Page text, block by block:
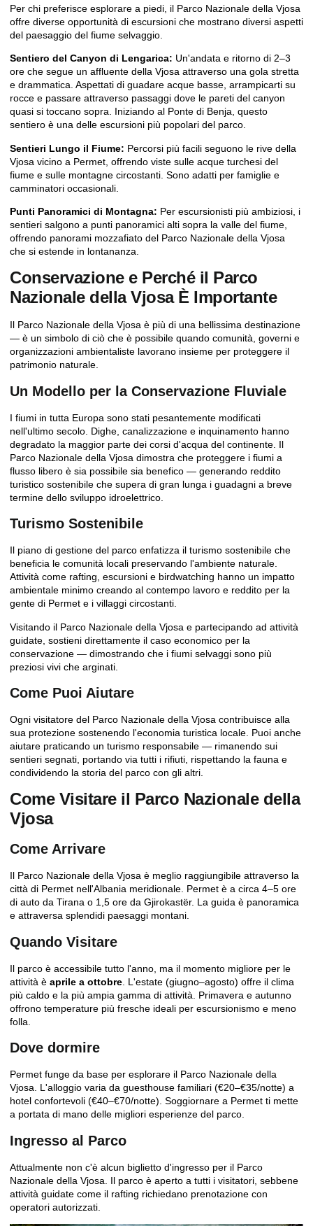
Per chi preferisce esplorare a piedi, il Parco Nazionale della Vjosa
offre diverse opportunità di escursioni che mostrano diversi aspetti
del paesaggio del fiume selvaggio.
Sentiero del Canyon di Lengarica: Un'andata e ritorno di 2–3
ore che segue un affluente della Vjosa attraverso una gola stretta
e drammatica. Aspettati di guadare acque basse, arrampicarti su
rocce e passare attraverso passaggi dove le pareti del canyon
quasi si toccano sopra. Iniziando al Ponte di Benja, questo
sentiero è una delle escursioni più popolari del parco.
Sentieri Lungo il Fiume: Percorsi più facili seguono le rive della
Vjosa vicino a Permet, offrendo viste sulle acque turchesi del
fiume e sulle montagne circostanti. Sono adatti per famiglie e
camminatori occasionali.
Punti Panoramici di Montagna: Per escursionisti più ambiziosi, i
sentieri salgono a punti panoramici alti sopra la valle del fiume,
offrendo panorami mozzafiato del Parco Nazionale della Vjosa
che si estende in lontananza.
Conservazione e Perché il Parco
Nazionale della Vjosa È Importante
Il Parco Nazionale della Vjosa è più di una bellissima destinazione
— è un simbolo di ciò che è possibile quando comunità, governi e
organizzazioni ambientaliste lavorano insieme per proteggere il
patrimonio naturale.
Un Modello per la Conservazione Fluviale
I fiumi in tutta Europa sono stati pesantemente modificati
nell'ultimo secolo. Dighe, canalizzazione e inquinamento hanno
degradato la maggior parte dei corsi d'acqua del continente. Il
Parco Nazionale della Vjosa dimostra che proteggere i fiumi a
flusso libero è sia possibile sia benefico — generando reddito
turistico sostenibile che supera di gran lunga i guadagni a breve
termine dello sviluppo idroelettrico.
Turismo Sostenibile
Il piano di gestione del parco enfatizza il turismo sostenibile che
beneficia le comunità locali preservando l'ambiente naturale.
Attività come rafting, escursioni e birdwatching hanno un impatto
ambientale minimo creando al contempo lavoro e reddito per la
gente di Permet e i villaggi circostanti.
Visitando il Parco Nazionale della Vjosa e partecipando ad attività
guidate, sostieni direttamente il caso economico per la
conservazione — dimostrando che i fiumi selvaggi sono più
preziosi vivi che arginati.
Come Puoi Aiutare
Ogni visitatore del Parco Nazionale della Vjosa contribuisce alla
sua protezione sostenendo l'economia turistica locale. Puoi anche
aiutare praticando un turismo responsabile — rimanendo sui
sentieri segnati, portando via tutti i rifiuti, rispettando la fauna e
condividendo la storia del parco con gli altri.
Come Visitare il Parco Nazionale della
Vjosa
Come Arrivare
Il Parco Nazionale della Vjosa è meglio raggiungibile attraverso la
città di Permet nell'Albania meridionale. Permet è a circa 4–5 ore
di auto da Tirana o 1,5 ore da Gjirokastër. La guida è panoramica
e attraversa splendidi paesaggi montani.
Quando Visitare
Il parco è accessibile tutto l'anno, ma il momento migliore per le
attività è aprile a ottobre . L'estate (giugno–agosto) offre il clima
più caldo e la più ampia gamma di attività. Primavera e autunno
offrono temperature più fresche ideali per escursionismo e meno
folla.
Dove dormire
Permet funge da base per esplorare il Parco Nazionale della
Vjosa. L'alloggio varia da guesthouse familiari (€20–€35/notte) a
hotel confortevoli (€40–€70/notte). Soggiornare a Permet ti mette
a portata di mano delle migliori esperienze del parco.
Ingresso al Parco
Attualmente non c'è alcun biglietto d'ingresso per il Parco
Nazionale della Vjosa. Il parco è aperto a tutti i visitatori, sebbene
attività guidate come il rafting richiedano prenotazione con
operatori autorizzati.